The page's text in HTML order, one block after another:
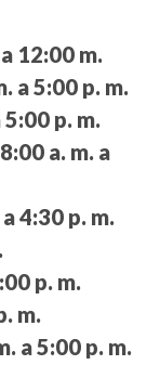
12:00 m.
a 5:00 p. m.
5:00 p. m.
8:00 a. m. a
4:30 p. m.
p. m.
m.
a 5:00 p. m.